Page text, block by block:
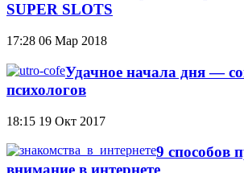
SUPER SLOTS
17:28 06 Мар 2018
Удачное начала дня —
психологов
18:15 19 Окт 2017
9 способов
внимание в интернете